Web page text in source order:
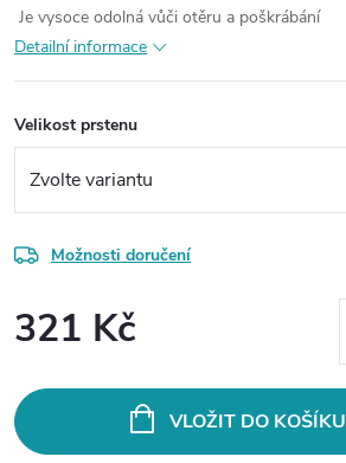
Je vysoce odolná vůči otěru a poškrábání
Detailní informace
Velikost prstenu
Možnosti doručení
321 Kč
VLOŽIT DO KOŠÍKU